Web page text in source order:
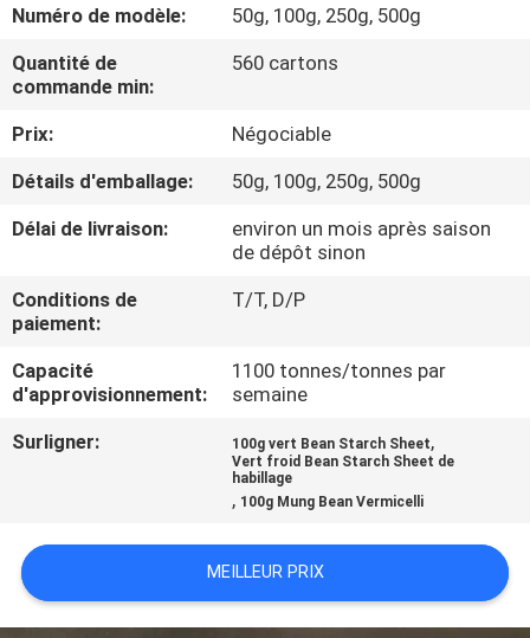
VISITE
D'USINE
CONTRÔLE
DE
QUALITÉ
CONTACTEZ-
NOUS
DEMANDEZ
UNE
PLAN
DU
Numéro de modèle:
50g, 100g, 250g, 500g
Quantité de
commande min:
560 cartons
Prix:
Négociable
Détails d'emballage:
50g, 100g, 250g, 500g
Délai de livraison:
environ un mois après saison
de dépôt sinon
Conditions de
paiement:
T/T, D/P
Capacité
d'approvisionnement:
1100 tonnes/tonnes par
semaine
Surligner:
100g vert Bean Starch Sheet,
Vert froid Bean Starch Sheet de
habillage
, 100g Mung Bean Vermicelli
MEILLEUR PRIX